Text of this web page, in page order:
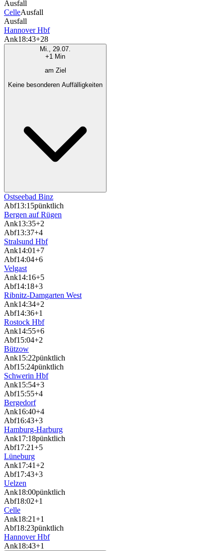
Ausfall
CelleAusfall
Ausfall
Hannover Hbf
Ank18:43+28
Mi., 29.07.
+1 Min
am Ziel
Keine besonderen Auffälligkeiten
Ostseebad Binz
Abf13:15pünktlich
Bergen auf Rügen
Ank13:35+2
Abf13:37+4
Stralsund Hbf
Ank14:01+7
Abf14:04+6
Velgast
Ank14:16+5
Abf14:18+3
Ribnitz-Damgarten West
Ank14:34+2
Abf14:36+1
Rostock Hbf
Ank14:55+6
Abf15:04+2
Bützow
Ank15:22pünktlich
Abf15:24pünktlich
Schwerin Hbf
Ank15:54+3
Abf15:55+4
Bergedorf
Ank16:40+4
Abf16:43+3
Hamburg-Harburg
Ank17:18pünktlich
Abf17:21+5
Lüneburg
Ank17:41+2
Abf17:43+3
Uelzen
Ank18:00pünktlich
Abf18:02+1
Celle
Ank18:21+1
Abf18:23pünktlich
Hannover Hbf
Ank18:43+1